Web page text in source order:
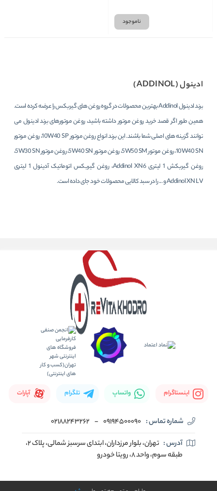
ناموجود
ادینول (ADDINOL)
برند ادینول Addinol بهترین محصولات در گروه روغن های گیربکس را عرضه کرده است.
همین طور اگر قصد خرید روغن موتور داشته باشید، روغن موتورهای برند ادینول می
توانند گزینه های اصلی شما باشند. این برند انواع روغن موتور 10W40 SP، روغن موتور
10W40 SN، روغن موتور 5W50 SM، روغن موتور 5W40 SN، روغن موتور 5W30 SN،
روغن گیربکش 1 لیتری Addinol XN6، روغن گیربکس اتوماتیک آدینول 1 لیتری
Addinol XN LV و ... را در سبد کالایی محصولات خود جای داده است.
اینستاگرام واتساپ تلگرام آپارات
شماره تماس : 09194500090
-
02188243262
آدرس :
تهران، بلوار مرزداران، ابتدای سرسبز شمالی، پلاک ۲،
طبقه سوم، واحد ۸، رویتا خودرو